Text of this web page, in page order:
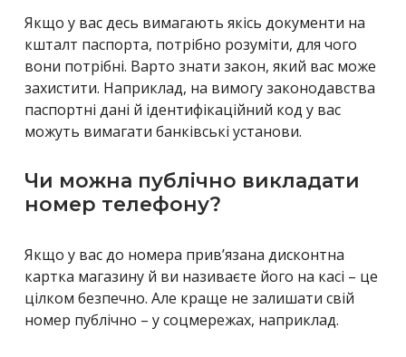
Якщо у вас десь вимагають якісь документи на
кшталт паспорта, потрібно розуміти, для чого
вони потрібні. Варто знати закон, який вас може
захистити. Наприклад, на вимогу законодавства
паспортні дані й ідентифікаційний код у вас
можуть вимагати банківські установи.
Чи можна публічно викладати
номер телефону?
Якщо у вас до номера прив’язана дисконтна
картка магазину й ви називаєте його на касі – це
цілком безпечно. Але краще не залишати свій
номер публічно – у соцмережах, наприклад.